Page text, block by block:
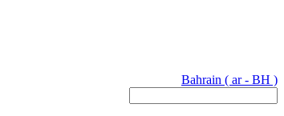
Bahrain ( ar - BH )